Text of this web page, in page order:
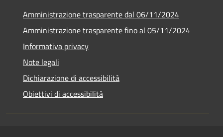
Amministrazione trasparente dal 06/11/2024
Amministrazione trasparente fino al 05/11/2024
Informativa privacy
Note legali
Dichiarazione di accessibilità
Obiettivi di accessibilità